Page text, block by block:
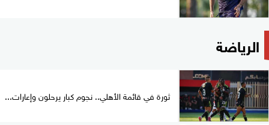
الرياضة
ثورة في قائمة الأهلي.. نجوم كبار يرحلون وإعارات...